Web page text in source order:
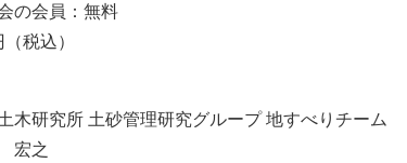
の会員：無料
税込）
木研究所 土砂管理研究グループ 地すべりチーム
宏之